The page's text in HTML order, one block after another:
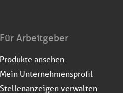
Für Arbeitgeber
Produkte ansehen
Mein Unternehmensprofil
Stellenanzeigen verwalten